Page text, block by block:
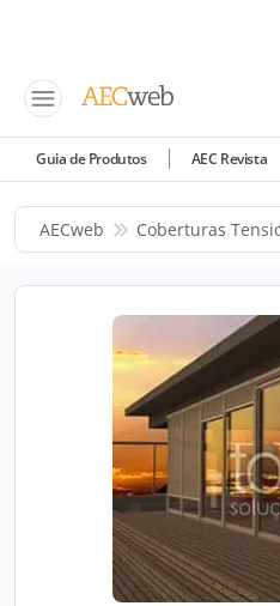
Guia de Produtos AEC Revista
AECweb Coberturas